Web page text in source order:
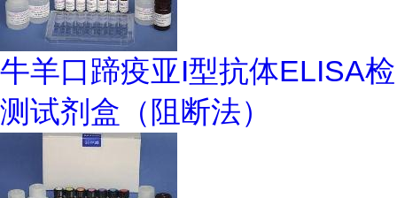
牛羊口蹄疫亚I型抗体ELISA检
测试剂盒（阻断法）